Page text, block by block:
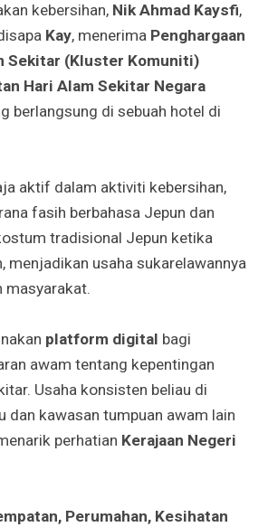
kebersihan, Nik Ahmad Kaysfi,
Kay, menerima Penghargaan
Sekitar (Kluster Komuniti)
Hari Alam Sekitar Negara
berlangsung di sebuah hotel di
aktif dalam aktiviti kebersihan,
fasih berbahasa Jepun dan
tradisional Jepun ketika
menjadikan usaha sukarelawannya
masyarakat.
platform digital bagi
awam tentang kepentingan
Usaha konsisten beliau di
dan kawasan tumpuan awam lain
perhatian Kerajaan Negeri
Perumahan, Kesihatan